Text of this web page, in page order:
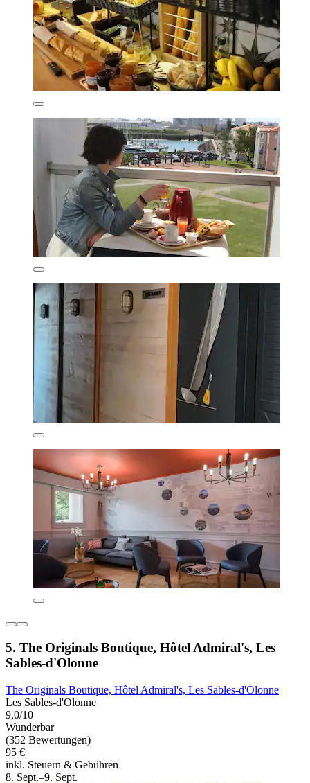
5. The Originals Boutique, Hôtel Admiral's, Les
Sables-d'Olonne
The Originals Boutique, Hôtel Admiral's, Les Sables-d'Olonne
Les Sables-d'Olonne
9,0/10
Wunderbar
(352 Bewertungen)
95 €
inkl. Steuern & Gebühren
8. Sept.–9. Sept.